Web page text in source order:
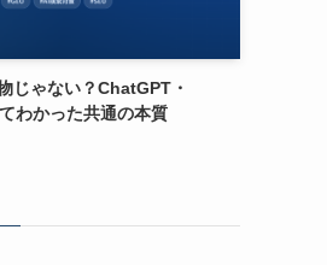
じゃない？ChatGPT・
わかった共通の本質